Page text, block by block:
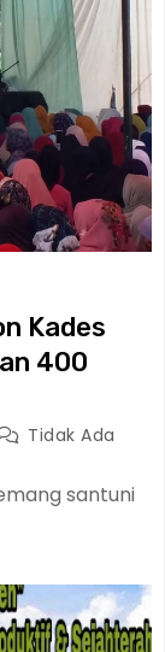
Kades
400
Tidak Ada
santuni